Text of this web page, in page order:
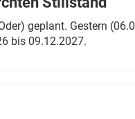
geplant. Gestern
bis 09.12.2027.